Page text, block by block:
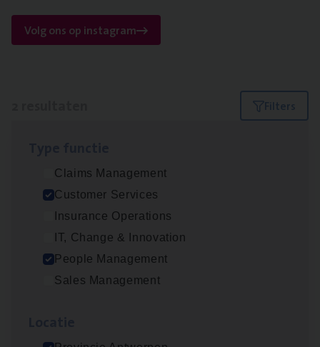
Volg ons op instagram
Filters
Claims Management
Customer Services
Insurance Operations
IT, Change & Innovation
People Management
Sales Management
Busi­ness Mana­ger Mari­ne Cargo
People Management, Sales Management
Antwerpen
Cus­to­mer Care Expert